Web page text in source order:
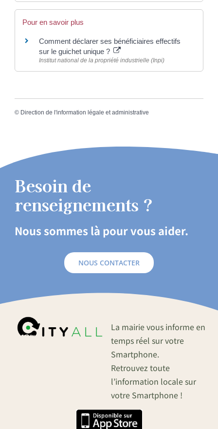
Pour en savoir plus
Comment déclarer ses bénéficiaires effectifs
sur le guichet unique ?
Institut national de la propriété industrielle (Inpi)
© Direction de l'information légale et administrative
Besoin de
renseignements ?
Nous sommes là pour vous aider.
NOUS CONTACTER
La mairie vous informe en
temps réel sur votre
Smartphone.
Retrouvez toute
l’information locale sur
votre Smartphone !